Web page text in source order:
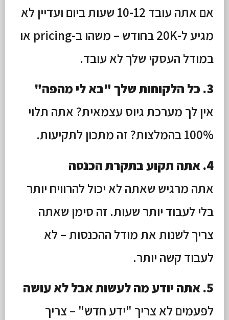
אם אתה עובד 10-12 שעות ביום ועדיין לא
מגיע ל-20K בחודש – משהו ב-pricing או
במודל העסקי שלך לא עובד.
3. כל הלקוחות שלך "בא לי מהפה"
אין לך מערכת גיוס עצמאית? אתה תלוי
100% בהמלצות? זה מתכון לתקיעות.
4. אתה תקוע בתקרת הכנסה
אתה מרגיש שאתה לא יכול להרוויח יותר
בלי לעבוד יותר שעות. זה סימן שאתה
צריך לשנות את מודל ההכנסות – לא
לעבוד קשה יותר.
5. אתה יודע מה לעשות אבל לא עושה
לפעמים לא צריך "ידע חדש" – צריך